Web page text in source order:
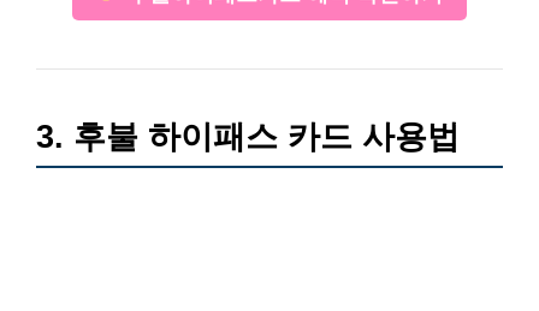
3. 후불 하이패스 카드 사용법